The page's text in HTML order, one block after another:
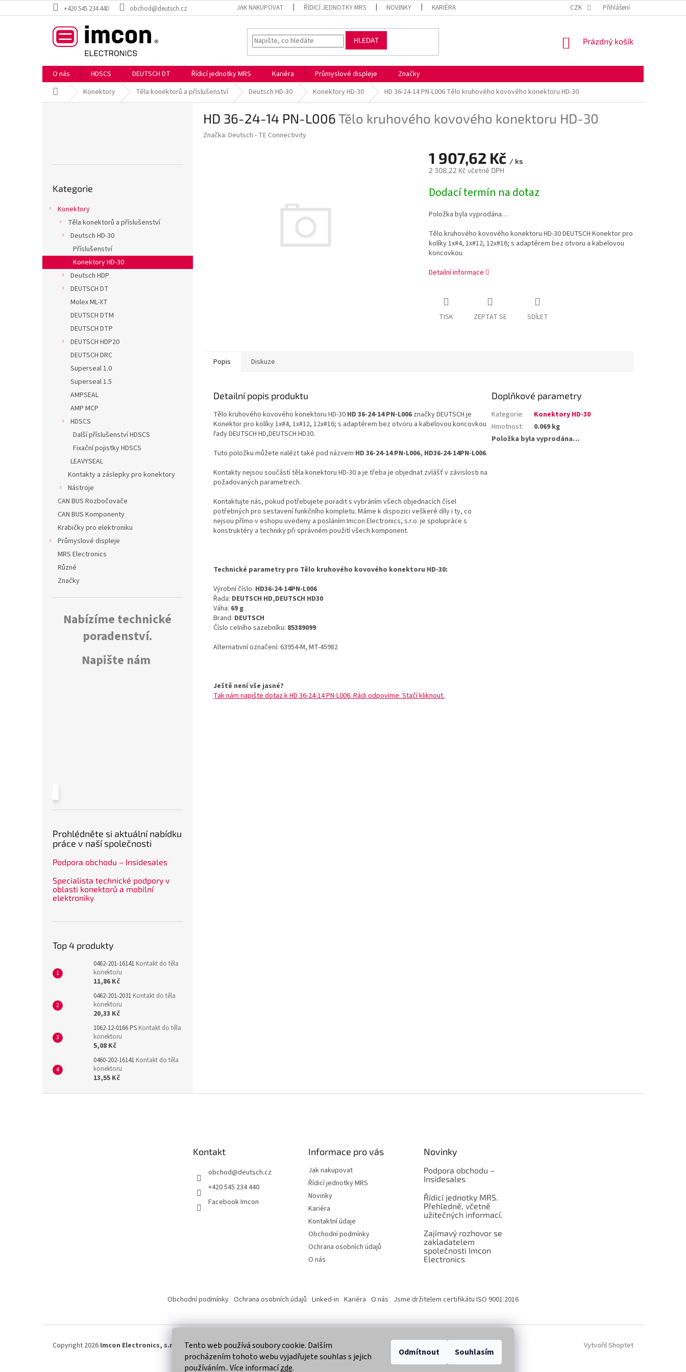
Tento web používá soubory cookie. Dalším
procházením tohoto webu vyjadřujete souhlas s jejich
používáním.. Více informacízde.
Odmítnout Souhlasím
na
+420 545 234 440 obchod@deutsch.cz JAK NAKUPOVAT ŘÍDICÍ JEDNOTKY MRS NOVINKY KARIÉRA OBCHODNÍ PODMÍNKY
CZK Přihlášení
HLEDAT
NÁKUPNÍ
Prázdný košík
O nás HDSCS DEUTSCH DT Řídicí jednotky MRS Kariéra Průmyslové displeje
Značky
Domů Konektory Těla konektorů a příslušenství Deutsch HD-30 Konektory HD-30 HD 36-24-14 PN-L006 Tělo kruhového kovového konektoru HD-30
l
kategorie
Kategorie
Konektory
Těla konektorů a příslušenství
Deutsch HD-30
Příslušenství
Konektory HD-30
Deutsch HDP
DEUTSCH DT
Molex ML-XT
DEUTSCH DTM
DEUTSCH DTP
DEUTSCH HDP20
DEUTSCH DRC
Superseal 1.0
Superseal 1.5
AMPSEAL
AMP MCP
HDSCS
Další příslušenství HDSCS
Fixační pojistky HDSCS
LEAVYSEAL
Kontakty a záslepky pro konektory
Nástroje
CAN BUS Rozbočovače
CAN BUS Komponenty
Krabičky pro elektroniku
Průmyslové displeje
MRS Electronics
Různé
Značky
Nabízíme technické
poradenství.
Napište nám
Prohlédněte si aktuální nabídku
práce v naší společnosti
Podpora obchodu – Insidesales
Specialista technické podpory v
oblasti konektorů a mobilní
elektroniky
Top 4 produkty
0462-201-16141 Kontakt do těla
konektoru
11,86 Kč
0462-201-2031 Kontakt do těla
konektoru
20,33 Kč
1062-12-0166 PS Kontakt do těla
konektoru
5,08 Kč
0460-202-16141 Kontakt do těla
konektoru
13,55 Kč
HD 36-24-14 PN-L006Tělo kruhového kovového konektoru HD-30
Značka: Deutsch - TE Connectivity
1 907,62 Kč / ks
2 308,22 Kč včetně DPH
cena:
Dodací termín na dotaz
Položka byla vyprodána…
Tělo kruhového kovového konektoru HD-30 DEUTSCH Konektor pro
kolíky 1x#4, 1x#12, 12x#16; s adaptérem bez otvoru a kabelovou
koncovkou
Detailní informace
TISK ZEPTAT SE SDÍLET
Popis Diskuze
Detailní popis produktu
Tělo kruhového kovového konektoru HD-30 HD 36-24-14 PN-L006 značky DEUTSCH je
Konektor pro kolíky 1x#4, 1x#12, 12x#16; s adaptérem bez otvoru a kabelovou koncovkou
řady DEUTSCH HD,DEUTSCH HD30.
Tuto položku můžete nalézt také pod názvem HD 36-24-14 PN-L006, HD36-24-14PN-L006.
Kontakty nejsou součástí těla konektoru HD-30 a je třeba je objednat zvlášť v závislosti na
požadovaných parametrech.
Kontaktujte nás, pokud potřebujete poradit s vybráním všech objednacích čísel
potřebných pro sestavení funkčního kompletu. Máme k dispozici veškeré díly i ty, co
nejsou přímo v eshopu uvedeny a posláním Imcon Electronics, s.r.o. je spolupráce s
konstruktéry a techniky při správném použití všech komponent.
Technické parametry pro Tělo kruhového kovového konektoru HD-30:
Výrobní číslo: HD36-24-14PN-L006
Řada: DEUTSCH HD,DEUTSCH HD30
Váha: 69 g
Brand: DEUTSCH
Číslo celního sazebníku: 85389099
Alternativní označení: 63954-M, MT-45982
Ještě není vše jasné?
Tak nám napište dotaz k HD 36-24-14 PN-L006. Rádi odpovíme. Stačí kliknout.
Doplňkové parametry
Kategorie:
Konektory HD-30
Hmotnost:
0.069 kg
Položka byla vyprodána…
Kontakt
obchod@deutsch.cz
+420 545 234 440
Facebook Imcon
Informace pro vás
Jak nakupovat
Řídicí jednotky MRS
Novinky
Kariéra
Kontaktní údaje
Obchodní podmínky
Ochrana osobních údajů
O nás
Novinky
Podpora obchodu –
Insidesales
Řídicí jednotky MRS.
Přehledně, včetně
užitečných informací.
Zajímavý rozhovor se
zakladatelem
společnosti Imcon
Electronics
Obchodní podmínky Ochrana osobních údajů Linked-in Kariéra O nás Jsme držitelem certifikátu ISO 9001:2016
Vytvořil Shoptet
Copyright 2026 Imcon Electronics, s.r.o. . Všechna práva vyhrazena.